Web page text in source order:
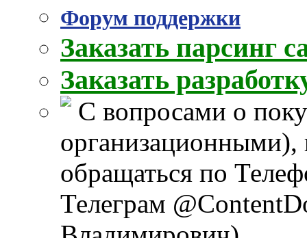
Форум поддержки
Заказать парсинг
Заказать
С вопросами о
обращаться по
Телеграм